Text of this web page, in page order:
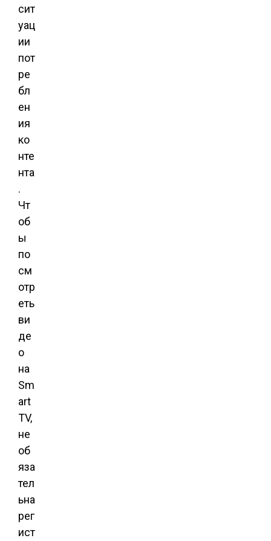
сит
уац
ии
пот
ре
бл
ен
ия
ко
нте
нта
.
Чт
об
ы
по
см
отр
еть
ви
де
о
на
Sm
art
TV,
не
об
яза
тел
ьна
рег
ист